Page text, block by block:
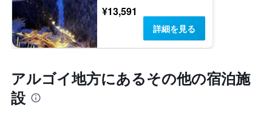
¥13,591
詳細を見る
アルゴイ地方​にあるその他の宿泊施
設